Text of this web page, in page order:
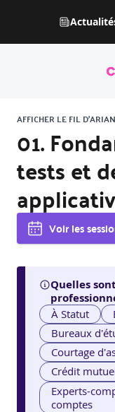
AFFICHER LE FIL
01.
tests et
Voir les
Quelles
À Statut
Bureaux
Courtage
Crédit
Experts-
comptes